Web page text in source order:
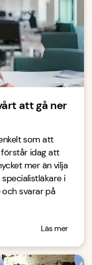
att gå ner
som att
idag att
mer än vilja
i
svarar på
Läs mer